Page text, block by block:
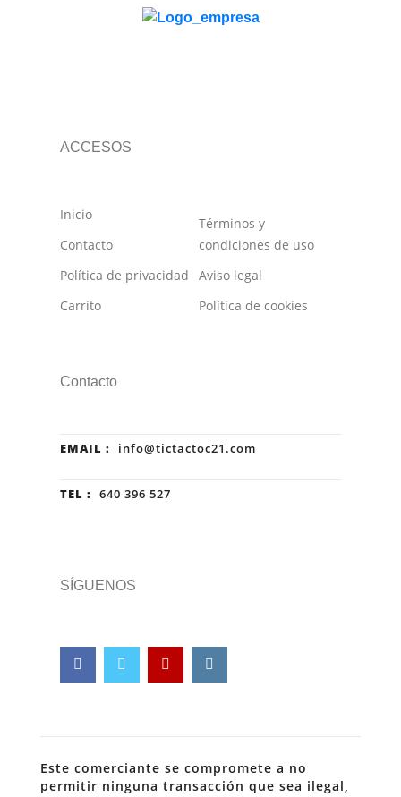
ACCESOS
Inicio
Contacto
Política de privacidad
Carrito
Términos y
condiciones de uso
Aviso legal
Política de cookies
Contacto
EMAIL : info@tictactoc21.com
TEL : 640 396 527
SÍGUENOS
Este comerciante se compromete a no
permitir ninguna transacción que sea ilegal,